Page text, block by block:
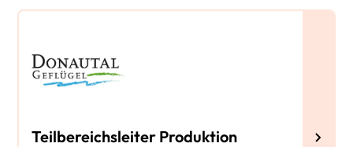
Teilbereichsleiter Produktion